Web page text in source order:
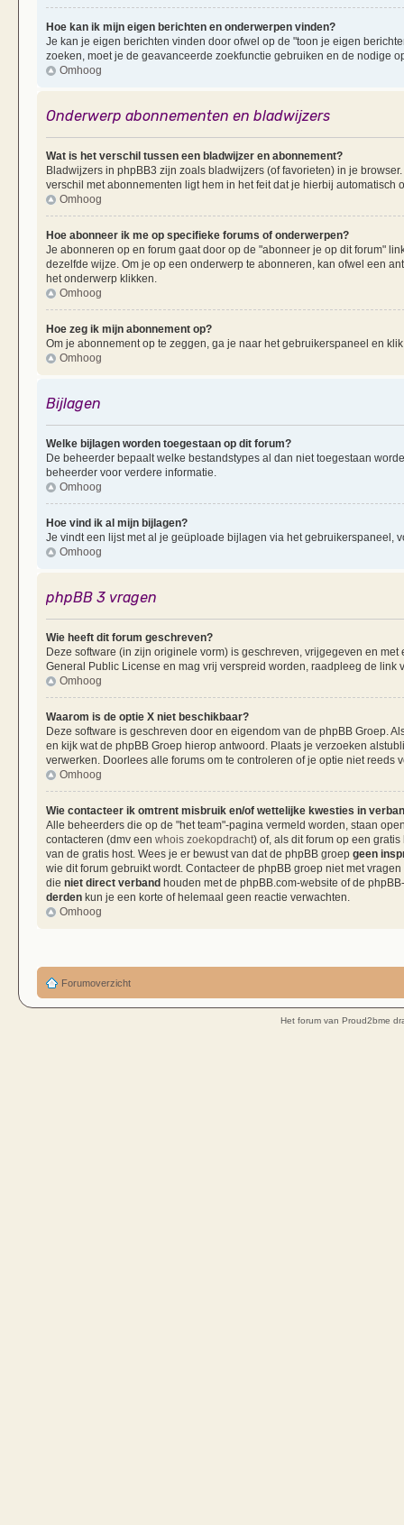
Hoe kan ik mijn eigen berichten en onderwerpen vinden?
Je kan je eigen berichten vinden door ofwel op de "toon je eigen
zoeken, moet je de geavanceerde zoekfunctie gebruiken en de nodige
Omhoog
Onderwerp abonnementen en bladwijzers
Wat is het verschil tussen een bladwijzer en abonnement?
Bladwijzers in phpBB3 zijn zoals bladwijzers (of favorieten) in je
verschil met abonnementen ligt hem in het feit dat je hierbij
Omhoog
Hoe abonneer ik me op specifieke forums of onderwerpen?
Je abonneren op en forum gaat door op de "abonneer je op dit forum"
dezelfde wijze. Om je op een onderwerp te abonneren, kan ofwel een
het onderwerp klikken.
Omhoog
Hoe zeg ik mijn abonnement op?
Om je abonnement op te zeggen, ga je naar het gebruikerspaneel en
Omhoog
Bijlagen
Welke bijlagen worden toegestaan op dit forum?
De beheerder bepaalt welke bestandstypes al dan niet toegestaan
beheerder voor verdere informatie.
Omhoog
Hoe vind ik al mijn bijlagen?
Je vindt een lijst met al je geüploade bijlagen via het gebruikerspaneel,
Omhoog
phpBB 3 vragen
Wie heeft dit forum geschreven?
Deze software (in zijn originele vorm) is geschreven, vrijgegeven en
General Public License en mag vrij verspreid worden, raadpleeg de link
Omhoog
Waarom is de optie X niet beschikbaar?
Deze software is geschreven door en eigendom van de phpBB Groep.
en kijk wat de phpBB Groep hierop antwoord. Plaats je verzoeken
verwerken. Doorlees alle forums om te controleren of je optie niet
Omhoog
Wie contacteer ik omtrent misbruik en/of wettelijke kwesties in
Alle beheerders die op de "het team"-pagina vermeld worden, staan
contacteren (dmv een whois zoekopdracht) of, als dit forum op een
van de gratis host. Wees je er bewust van dat de phpBB groep geen
wie dit forum gebruikt wordt. Contacteer de phpBB groep niet met
die niet direct verband houden met de phpBB.com-website of de
derden kun je een korte of helemaal geen reactie verwachten.
Omhoog
Forumoverzicht
Het forum van Proud2bme